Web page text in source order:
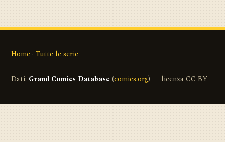
Home · Tutte le serie
Dati: Grand Comics Database (comics.org) — licenza CC BY